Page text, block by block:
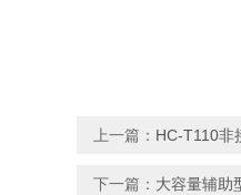
上一篇： HC-T110非
下一篇： 大容量辅助